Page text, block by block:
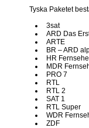
Tyska Paketet
3sat
ARD Das
ARTE
BR – ARD
HR
MDR
PRO 7
RTL
RTL 2
SAT 1
RTL Super
WDR
ZDF